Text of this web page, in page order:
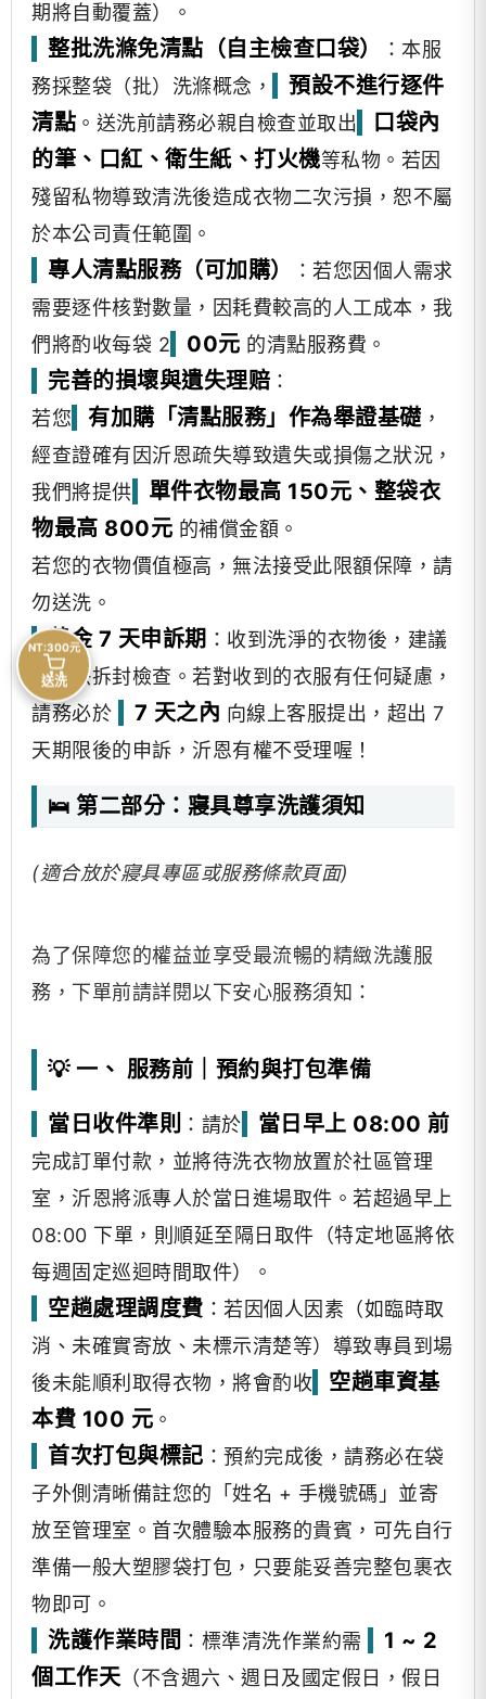
期將自動覆蓋）。
整批洗滌免清點（自主檢查口袋）
：本服
務採整袋（批）洗滌概念，
預設不進行逐件
清點 。送洗前請務必親自檢查並取出
口袋內
的筆、口紅、衛生紙、打火機等私物。若因
殘留私物導致清洗後造成衣物二次污損，恕不屬
於本公司責任範圍。
專人清點服務（可加購）
：若您因個人需求
需要逐件核對數量，因耗費較高的人工成本，我
們將酌收每袋 2
00元 的清點服務費。
完善的損壞與遺失理赔 ：
若您
有加購「清點服務」作為舉證基礎 ，
經查證確有因沂恩疏失導致遺失或損傷之狀況，
我們將提供
單件衣物最高 150元、整袋衣
物最高 800元 的補償金額。
若您的衣物價值極高，無法接受此限額保障，請
勿送洗。
黃金 7 天申訴期 ：收到洗淨的衣物後，建議
您盡快拆封檢查。若對收到的衣服有任何疑慮，
請務必於
7 天之內 向線上客服提出，超出 7
天期限後的申訴，沂恩有權不受理喔！
🛌 第二部分：寢具尊享洗護須知
(適合放於寢具專區或服務條款頁面)
為了保障您的權益並享受最流暢的精緻洗護服
務，下單前請詳閱以下安心服務須知：
💡 一、 服務前｜預約與打包準備
當日收件準則 ：請於 當日早上 08:00 前
完成訂單付款，並將待洗衣物放置於社區管理
室，沂恩將派專人於當日進場取件。若超過早上
08:00 下單，則順延至隔日取件（特定地區將依
每週固定巡迴時間取件）。
空趟處理調度費 ：若因個人因素（如臨時取
消、未確實寄放、未標示清楚等）導致專員到場
後未能順利取得衣物，將會酌收
空趟車資基
本費 100 元 。
首次打包與標記 ：預約完成後，請務必在袋
子外側清晰備註您的「姓名 + 手機號碼」並寄
放至管理室。首次體驗本服務的貴賓，可先自行
準備一般大塑膠袋打包，只要能妥善完整包裹衣
物即可。
洗護作業時間 ：標準清洗作業約需
1 ~ 2
個工作天 （不含週六、週日及國定假日，假日
NT:300元
送洗